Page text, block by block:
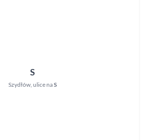
S
Szydłów, ulice naS